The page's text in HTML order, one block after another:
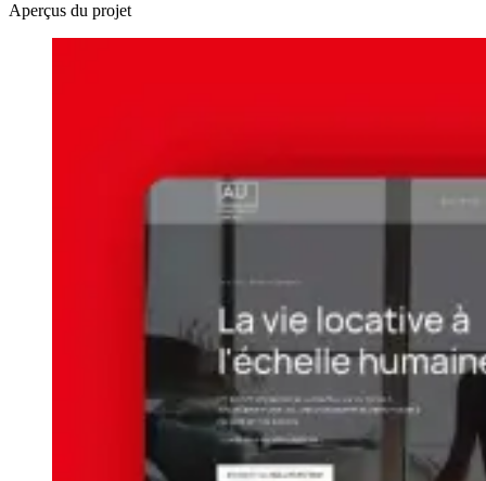
Aperçus du projet